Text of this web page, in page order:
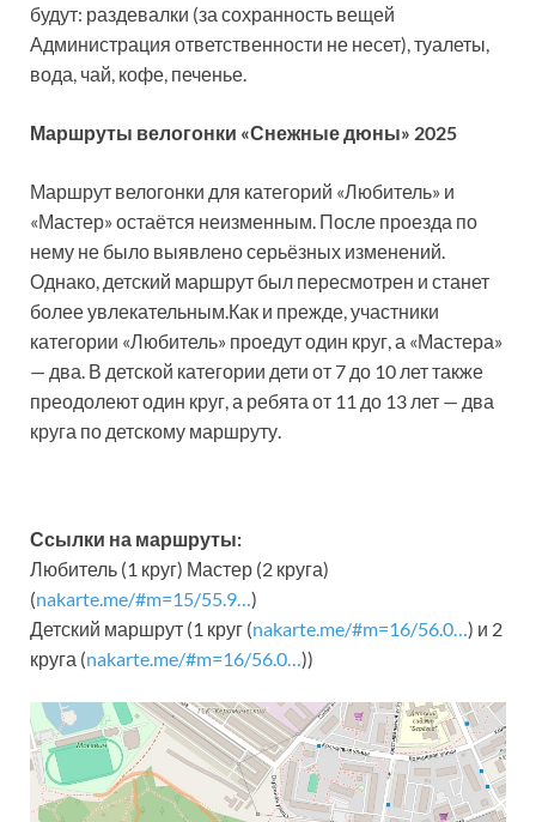
будут: раздевалки (за сохранность вещей
Администрация ответственности не несет), туалеты,
вода, чай, кофе, печенье.
Маршруты велогонки «Снежные дюны» 2025
Маршрут велогонки для категорий «Любитель» и
«Мастер» остаётся неизменным. После проезда по
нему не было выявлено серьёзных изменений.
Однако, детский маршрут был пересмотрен и станет
более увлекательным.Как и прежде, участники
категории «Любитель» проедут один круг, а «Мастера»
— два. В детской категории дети от 7 до 10 лет также
преодолеют один круг, а ребята от 11 до 13 лет — два
круга по детскому маршруту.
Ссылки на маршруты:
Любитель (1 круг) Мастер (2 круга)
(nakarte.me/#m=15/55.9… )
Детский маршрут (1 круг (nakarte.me/#m=16/56.0… ) и 2
круга (nakarte.me/#m=16/56.0… ))